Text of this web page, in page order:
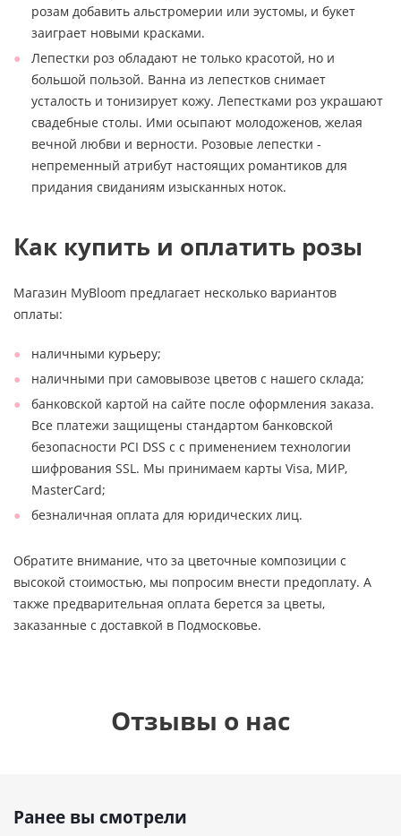
розам добавить альстромерии или эустомы, и букет
заиграет новыми красками.
Лепестки роз обладают не только красотой, но и
большой пользой. Ванна из лепестков снимает
усталость и тонизирует кожу. Лепестками роз украшают
свадебные столы. Ими осыпают молодоженов, желая
вечной любви и верности. Розовые лепестки -
непременный атрибут настоящих романтиков для
придания свиданиям изысканных ноток.
Как купить и оплатить розы
Магазин MyBloom предлагает несколько вариантов
оплаты:
наличными курьеру;
наличными при самовывозе цветов с нашего склада;
банковской картой на сайте после оформления заказа.
Все платежи защищены стандартом банковской
безопасности PCI DSS с с применением технологии
шифрования SSL. Мы принимаем карты Visa, МИР,
MasterCard;
безналичная оплата для юридических лиц.
Обратите внимание, что за цветочные композиции с
высокой стоимостью, мы попросим внести предоплату. А
также предварительная оплата берется за цветы,
заказанные с доставкой в Подмосковье.
Отзывы о нас
Ранее вы смотрели